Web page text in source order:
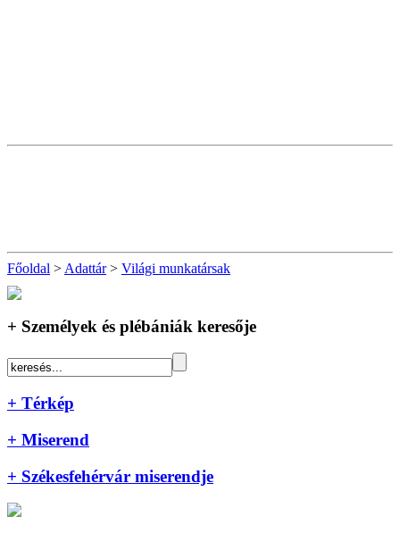
Főoldal > Adattár> Világi munkatársak
+ Személyek és plébániák keresője
+ Térkép
+ Miserend
+ Székesfehérvár miserendje